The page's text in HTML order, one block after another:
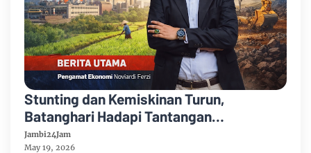
Stunting dan Kemiskinan Turun,
Batanghari Hadapi Tantangan
Transformasi Ekonomi
Jambi24Jam
May 19, 2026